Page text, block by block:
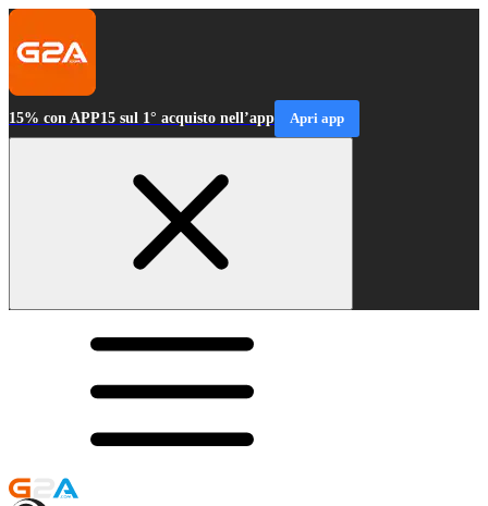
15% con APP15 sul 1° acquisto nell’app Apri app